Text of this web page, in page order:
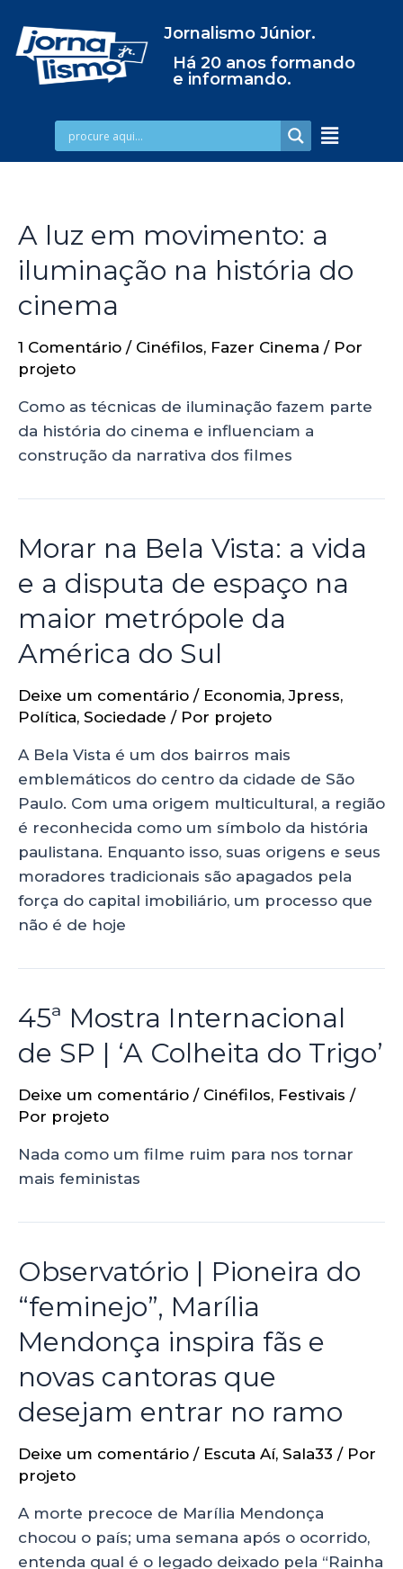
Jornalismo Júnior.
Há 20 anos formando
e informando.
A luz em movimento: a
iluminação na história do
cinema
1 Comentário / Cinéfilos, Fazer Cinema / Por
projeto
Como as técnicas de iluminação fazem parte
da história do cinema e influenciam a
construção da narrativa dos filmes
Morar na Bela Vista: a vida
e a disputa de espaço na
maior metrópole da
América do Sul
Deixe um comentário / Economia,Jpress,
Política, Sociedade / Por projeto
A Bela Vista é um dos bairros mais
emblemáticos do centro da cidade de São
Paulo. Com uma origem multicultural, a região
é reconhecida como um símbolo da história
paulistana. Enquanto isso, suas origens e seus
moradores tradicionais são apagados pela
força do capital imobiliário, um processo que
não é de hoje
45ª Mostra Internacional
de SP | ‘A Colheita do Trigo’
Deixe um comentário / Cinéfilos, Festivais /
Por projeto
Nada como um filme ruim para nos tornar
mais feministas
Observatório | Pioneira do
“feminejo”, Marília
Mendonça inspira fãs e
novas cantoras que
desejam entrar no ramo
Deixe um comentário / Escuta Aí, Sala33 / Por
projeto
A morte precoce de Marília Mendonça
chocou o país; uma semana após o ocorrido,
entenda qual é o legado deixado pela “Rainha